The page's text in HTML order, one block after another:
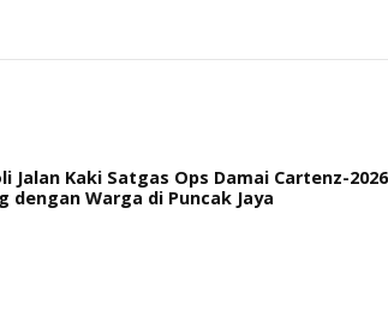
Jalan Kaki Satgas Ops Damai Cartenz-
dengan Warga di Puncak Jaya